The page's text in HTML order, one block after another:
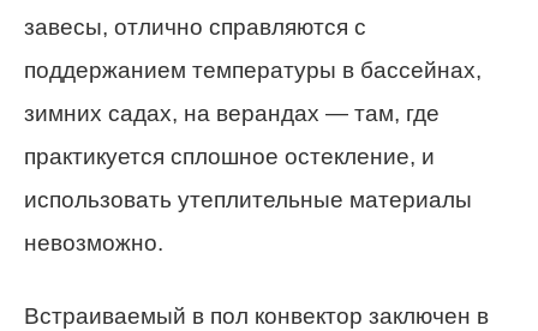
завесы, отлично справляются с
поддержанием температуры в бассейнах,
зимних садах, на верандах — там, где
практикуется сплошное остекление, и
использовать утеплительные материалы
невозможно.
Встраиваемый в пол конвектор заключен в